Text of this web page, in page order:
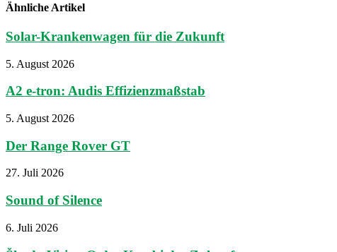
Ähnliche Artikel
Solar-Krankenwagen für die Zukunft
5. August 2026
A2 e-tron: Audis Effizienzmaßstab
5. August 2026
Der Range Rover GT
27. Juli 2026
Sound of Silence
6. Juli 2026